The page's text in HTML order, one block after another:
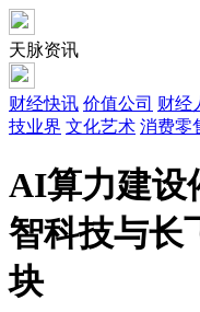
天脉资讯
财经快讯 价值公司 财经
技业界 文化艺术 消费零
AI算力建设
智科技与长
块